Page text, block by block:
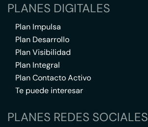
PLANES DIGITALES
Plan Impulsa
Plan Desarrollo
Plan Visibilidad
Plan Integral
Plan Contacto Activo
Te puede interesar
PLANES REDES SOCIALES